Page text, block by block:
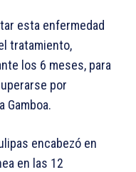
esta enfermedad
tratamiento,
los 6 meses, para
por
Gamboa.
encabezó en
en las 12